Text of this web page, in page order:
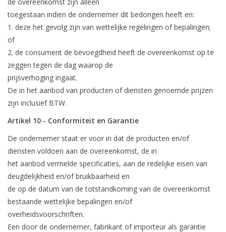
toegestaan indien de ondernemer dit bedongen heeft en:
1. deze het gevolg zijn van wettelijke regelingen of bepalingen;
of
2. de consument de bevoegdheid heeft de overeenkomst op te
zeggen tegen de dag waarop de
prijsverhoging ingaat.
De in het aanbod van producten of diensten genoemde prijzen
zijn inclusief BTW.
Artikel 10 - Conformiteit en Garantie
De ondernemer staat er voor in dat de producten en/of
diensten voldoen aan de overeenkomst, de in
het aanbod vermelde specificaties, aan de redelijke eisen van
deugdelijkheid en/of bruikbaarheid en
de op de datum van de totstandkoming van de overeenkomst
bestaande wettelijke bepalingen en/of
overheidsvoorschriften.
Een door de ondernemer, fabrikant of importeur als garantie